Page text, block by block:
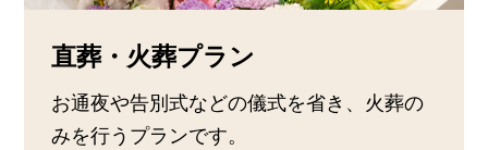
直葬・火葬プラン
お通夜や告別式などの儀式を省き、火葬の
みを行うプランです。